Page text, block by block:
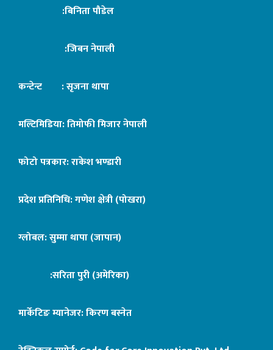
:बिनिता पौडेल
:जिबन नेपाली
कन्टेन्ट : सृजना थापा
मल्टिमिडिया: तिमोफी मिजार नेपाली
फोटो पत्रकार: राकेश भण्डारी
प्रदेश प्रतिनिधि: गणेश क्षेत्री (पोखरा)
ग्लोबल: सुम्मा थापा (जापान)
:सरिता पुरी (अमेरिका)
मार्केटिङ म्यानेजर: किरण बस्नेत